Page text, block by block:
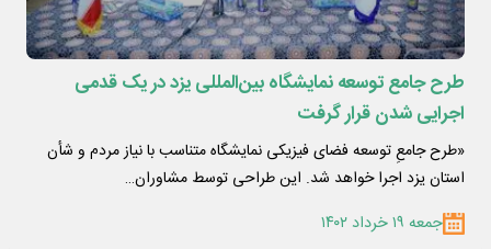
طرح جامع توسعه نمایشگاه بین‌المللی یزد در یک قدمی
اجرایی شدن قرار گرفت
«طرح جامعِ توسعه فضای فیزیکی نمایشگاه متناسب با نیاز مردم و شأن
استان یزد اجرا خواهد شد. این طراحی توسط مشاوران…
جمعه ۱۹ خرداد ۱۴۰۲